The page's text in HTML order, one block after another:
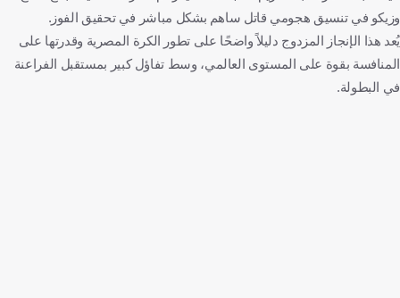
وزيكو في تنسيق هجومي قاتل ساهم بشكل مباشر في تحقيق الفوز.
يُعد هذا الإنجاز المزدوج دليلاً واضحًا على تطور الكرة المصرية وقدرتها على
المنافسة بقوة على المستوى العالمي، وسط تفاؤل كبير بمستقبل الفراعنة
في البطولة.